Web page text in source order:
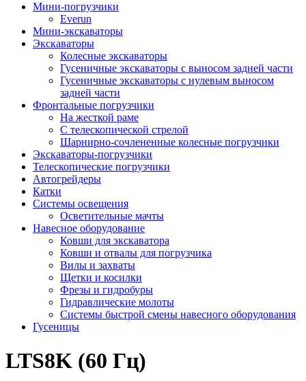
Мини-погрузчики
Everun
Мини-экскаваторы
Экскаваторы
Колесные экскаваторы
Гусеничные экскаваторы с выносом задней части
Гусеничные экскаваторы с нулевым выносом
задней части
Фронтальные погрузчики
На жесткой раме
С телескопической стрелой
Шарнирно-сочлененные колесные погрузчики
Экскаваторы-погрузчики
Телескопические погрузчики
Автогрейдеры
Катки
Системы освещения
Осветительные мачты
Навесное оборудование
Ковши для экскаватора
Ковши и отвалы для погрузчика
Вилы и захваты
Щетки и косилки
Фрезы и гидробуры
Гидравлические молоты
Системы быстрой смены навесного оборудования
Гусеницы
LTS8K (60 Гц)